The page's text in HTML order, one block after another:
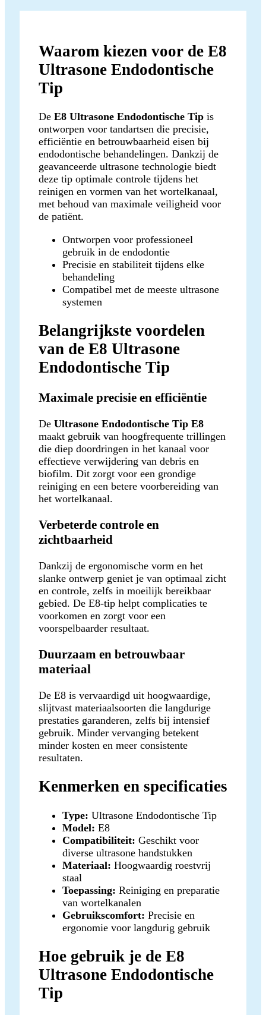
Waarom kiezen voor de E8
Ultrasone Endodontische
Tip
De E8 Ultrasone Endodontische Tip is
ontworpen voor tandartsen die precisie,
efficiëntie en betrouwbaarheid eisen bij
endodontische behandelingen. Dankzij de
geavanceerde ultrasone technologie biedt
deze tip optimale controle tijdens het
reinigen en vormen van het wortelkanaal,
met behoud van maximale veiligheid voor
de patiënt.
Ontworpen voor professioneel
gebruik in de endodontie
Precisie en stabiliteit tijdens elke
behandeling
Compatibel met de meeste ultrasone
systemen
Belangrijkste voordelen
van de E8 Ultrasone
Endodontische Tip
Maximale precisie en efficiëntie
De Ultrasone Endodontische Tip E8
maakt gebruik van hoogfrequente trillingen
die diep doordringen in het kanaal voor
effectieve verwijdering van debris en
biofilm. Dit zorgt voor een grondige
reiniging en een betere voorbereiding van
het wortelkanaal.
Verbeterde controle en
zichtbaarheid
Dankzij de ergonomische vorm en het
slanke ontwerp geniet je van optimaal zicht
en controle, zelfs in moeilijk bereikbaar
gebied. De E8-tip helpt complicaties te
voorkomen en zorgt voor een
voorspelbaarder resultaat.
Duurzaam en betrouwbaar
materiaal
De E8 is vervaardigd uit hoogwaardige,
slijtvast materiaalsoorten die langdurige
prestaties garanderen, zelfs bij intensief
gebruik. Minder vervanging betekent
minder kosten en meer consistente
resultaten.
Kenmerken en specificaties
Type: Ultrasone Endodontische Tip
Model: E8
Compatibiliteit: Geschikt voor
diverse ultrasone handstukken
Materiaal: Hoogwaardig roestvrij
staal
Toepassing: Reiniging en preparatie
van wortelkanalen
Gebruikscomfort: Precisie en
ergonomie voor langdurig gebruik
Hoe gebruik je de E8
Ultrasone Endodontische
Tip